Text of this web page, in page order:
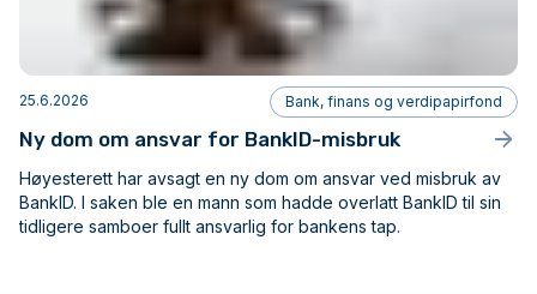
25.6.2026 Bank, finans og verdipapirfond
Ny dom om ansvar for BankID-misbruk
Høyesterett har avsagt en ny dom om ansvar ved misbruk av
BankID. I saken ble en mann som hadde overlatt BankID til sin
tidligere samboer fullt ansvarlig for bankens tap.